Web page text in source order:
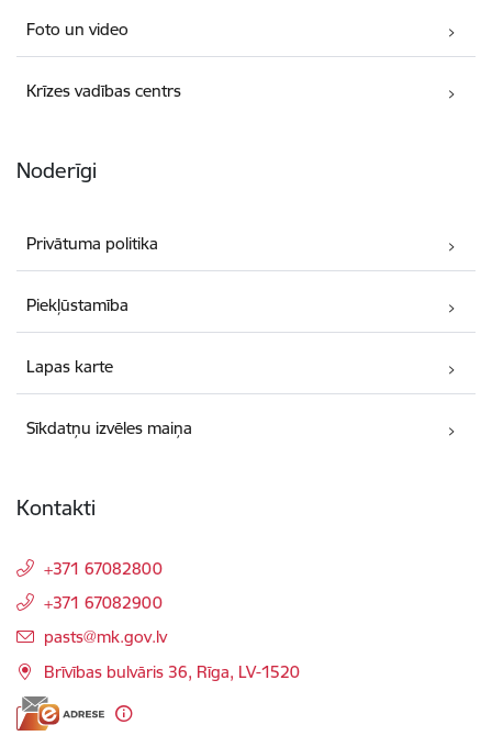
Foto un video
Krīzes vadības centrs
Noderīgi
Privātuma politika
Piekļūstamība
Lapas karte
Sīkdatņu izvēles maiņa
Kontakti
+371 67082800
+371 67082900
E-pasts:
pasts@mk.gov.lv
Brīvības bulvāris 36, Rīga, LV-1520